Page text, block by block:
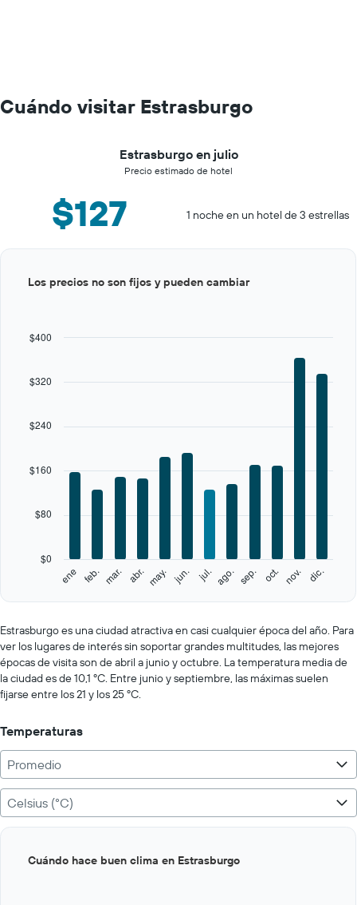
Cuándo visitar Estrasburgo
Estrasburgo en julio
Precio estimado de hotel
$127 1 noche en un hotel de 3 estrellas
Range:
categories.
values.
Range:
0
to
400.
graphic.
ene feb. mar. abr. may. jun. jul. ago. sep. oct. nov. dic.
$0
$80
$160
$240
$320
$400
Los precios no son fijos y pueden cambiar
interactive
Estrasburgo es una ciudad atractiva en casi cualquier época del año. Para
ver los lugares de interés sin soportar grandes multitudes, las mejores
épocas de visita son de abril a junio y octubre. La temperatura media de
la ciudad es de 10,1 ºC. Entre junio y septiembre, las máximas suelen
fijarse entre los 21 y los 25 ºC.
Temperaturas
Promedio
Celsius (°C)
graphic.Cuándo hace buen clima en Estrasburgo